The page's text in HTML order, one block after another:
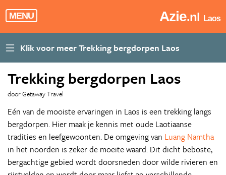
MENU Azie.nl Laos
Trekking bergdorpen Laos
door Getaway Travel
Eén van de mooiste ervaringen in Laos is een trekking langs
bergdorpen. Hier maak je kennis met oude Laotiaanse
tradities en leefgewoonten. De omgeving van Luang Namtha
in het noorden is zeker de moeite waard. Dit dicht beboste,
bergachtige gebied wordt doorsneden door wilde rivieren en